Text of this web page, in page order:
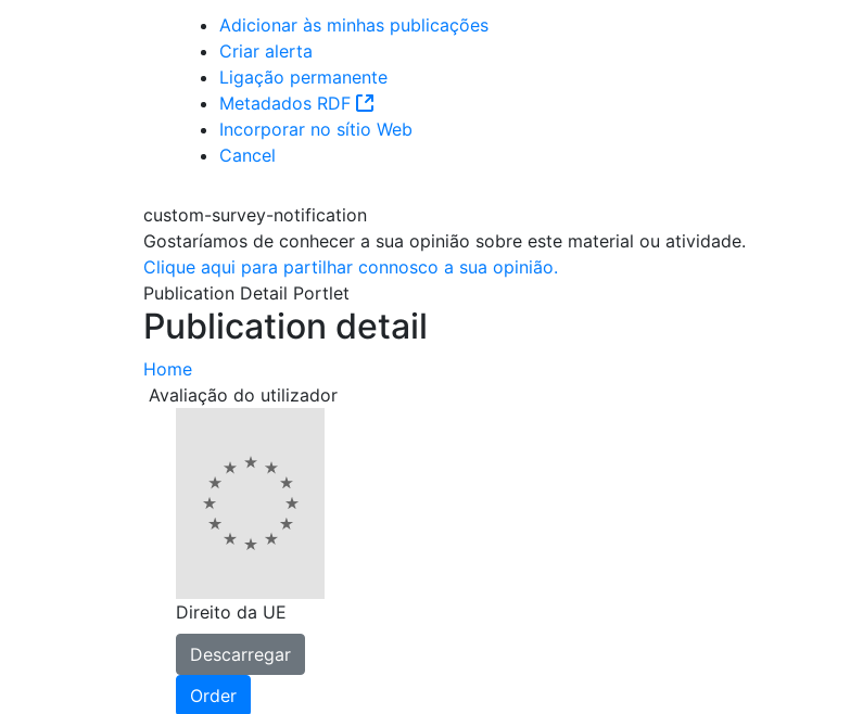
Publication Detail Actions Portlet
Adicionar às minhas publicações
Criar alerta
Ligação permanente
Metadados RDF
Incorporar no sítio Web
Cancel
custom-survey-notification
Gostaríamos de conhecer a sua opinião sobre este material ou atividade.
Clique aqui para partilhar connosco a sua opinião.
Publication Detail Portlet
Publication detail
Home
Avaliação do utilizador
Direito da UE
Descarregar
Order